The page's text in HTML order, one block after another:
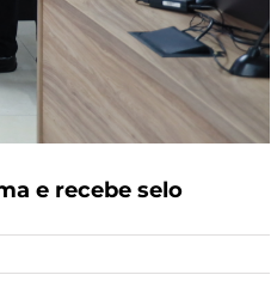
e recebe selo